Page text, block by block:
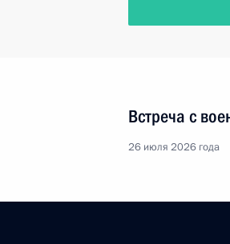
Встреча с
26 июля 2026 года